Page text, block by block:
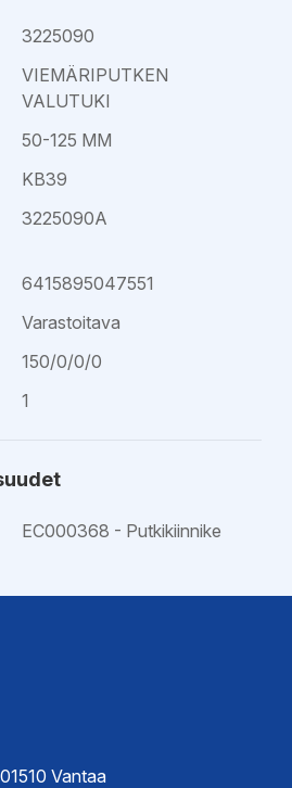
3225090
VIEMÄRIPUTKEN
VALUTUKI
50-125 MM
KB39
3225090A
6415895047551
Varastoitava
150/0/0/0
1
EC000368 - Putkikiinnike
Vantaa